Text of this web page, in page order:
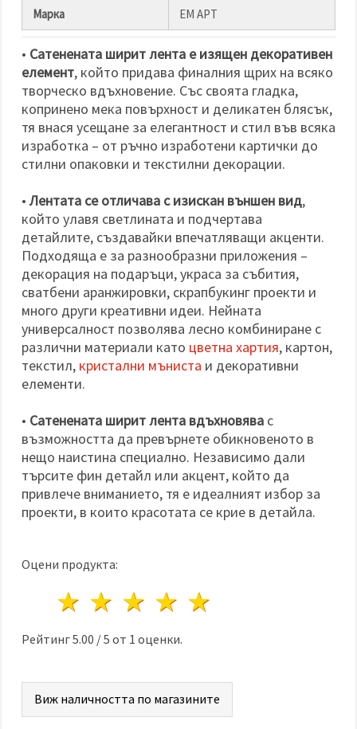
Марка ЕМ АРТ
• Сатенената ширит лента е изящен декоративен
елемент, който придава финалния щрих на всяко
творческо вдъхновение. Със своята гладка,
копринено мека повърхност и деликатен блясък,
тя внася усещане за елегантност и стил във всяка
изработка – от ръчно изработени картички до
стилни опаковки и текстилни декорации.
• Лентата се отличава с изискан външен вид,
който улавя светлината и подчертава
детайлите, създавайки впечатляващи акценти.
Подходяща е за разнообразни приложения –
декорация на подаръци, украса за събития,
сватбени аранжировки, скрапбукинг проекти и
много други креативни идеи. Нейната
универсалност позволява лесно комбиниране с
различни материали като цветна хартия, картон,
текстил, кристални мъниста и декоративни
елементи.
• Сатенената ширит лента вдъхновява с
възможността да превърнете обикновеното в
нещо наистина специално. Независимо дали
търсите фин детайл или акцент, който да
привлече вниманието, тя е идеалният избор за
проекти, в които красотата се крие в детайла.
Оцени продукта:
4 звезди
3 звезди
2 звезди
1 звезда
Рейтинг5.00 /5 от 1 оценки.
Виж наличността по магазините